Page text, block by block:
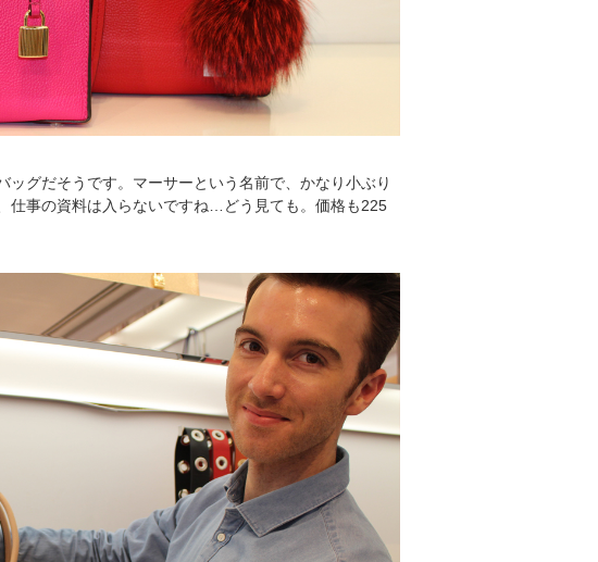
グだそうです。マーサーという名前で、かなり小ぶり
仕事の資料は入らないですね…どう見ても。価格も225